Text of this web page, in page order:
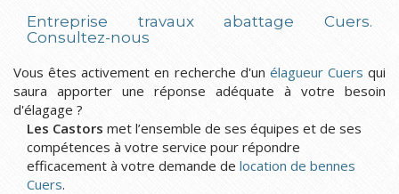
Entreprise travaux abattage Cuers.
Consultez-nous
Vous êtes activement en recherche d'un élagueur Cuers qui
saura apporter une réponse adéquate à votre besoin
d'élagage ?
Les Castors met l’ensemble de ses équipes et de ses
compétences à votre service pour répondre
efficacement à votre demande de location de bennes
Cuers.